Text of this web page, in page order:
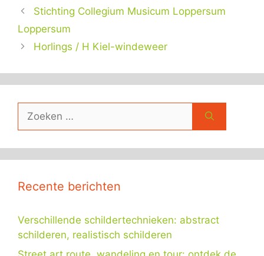
Stichting Collegium Musicum Loppersum
Loppersum
Horlings / H Kiel-windeweer
naar:
Recente berichten
Verschillende schildertechnieken: abstract
schilderen, realistisch schilderen